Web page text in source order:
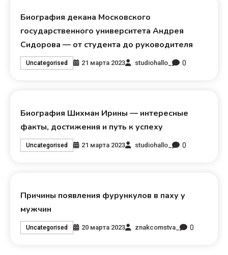
Биография декана Московского
государственного университета Андрея
Сидорова — от студента до руководителя
Uncategorised 21 марта 2023 studiohallo_ 0
Биография Шихман Ирины — интересные
факты, достижения и путь к успеху
Uncategorised 21 марта 2023 studiohallo_ 0
Причины появления фурункулов в паху у
мужчин
Uncategorised 20 марта 2023 znakcomstva_ 0